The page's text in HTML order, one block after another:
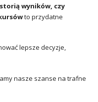
wyników, czy
to przydatne
lepsze decyzje,
nasze szanse na trafne